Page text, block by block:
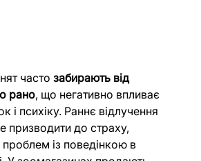
часто забирають від
рано, що негативно впливає
і психіку. Раннє відлучення
призводити до страху,
проблем із поведінкою в